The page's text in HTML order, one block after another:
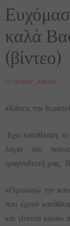
καλά
(βίντεο)
by GOSSIP_ANGEL
«Κάνεις την
Έχω κατάθλιψη,
λόγια του
τραγουδιστή μας,
«Ομολογώ την
που έχουν
και γίνεσαι